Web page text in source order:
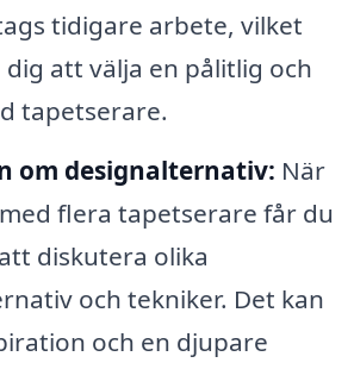
tidigare arbete, vilket
dig att välja en pålitlig och
tapetserare.
om designalternativ: När
flera tapetserare får du
diskutera olika
och tekniker. Det kan
och en djupare